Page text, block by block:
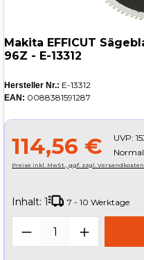
Makita EFFICUT
96Z - E-13312
Hersteller Nr.: E-13312
EAN: 0088381591287
114,56 € UVP:
Preise inkl. MwSt., ggf. zzgl. Versandkosten
Inhalt: 1 7 - 10 Werktage
Produkt